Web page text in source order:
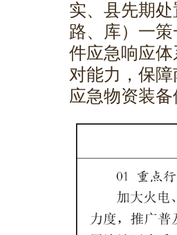
实、县先期
路、库）一
件应急响应
对能力，保
应急物资装